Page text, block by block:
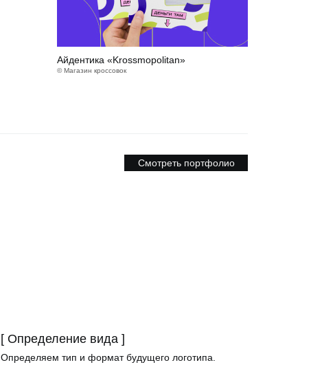
Айдентика «Krossmopolitan»
© Магазин кроссовок
Смотреть портфолио
[ Определение вида ]
Определяем тип и формат будущего логотипа.